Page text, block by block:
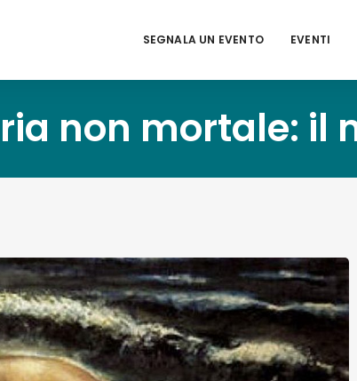
SEGNALA UN EVENTO EVENTI
non mortale: il